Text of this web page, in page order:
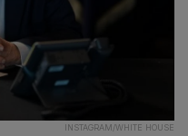
INSTAGRAM/WHITE HOUSE